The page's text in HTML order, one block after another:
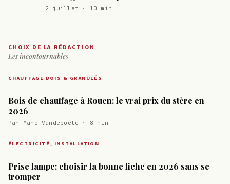
2 juillet · 10 min
CHOIX DE LA RÉDACTION
Les incontournables
CHAUFFAGE BOIS & GRANULÉS
Bois de chauffage à Rouen: le vrai prix du stère en
2026
Par Marc Vandepoele · 8 min
ÉLECTRICITÉ, INSTALLATION
Prise lampe: choisir la bonne fiche en 2026 sans se
tromper